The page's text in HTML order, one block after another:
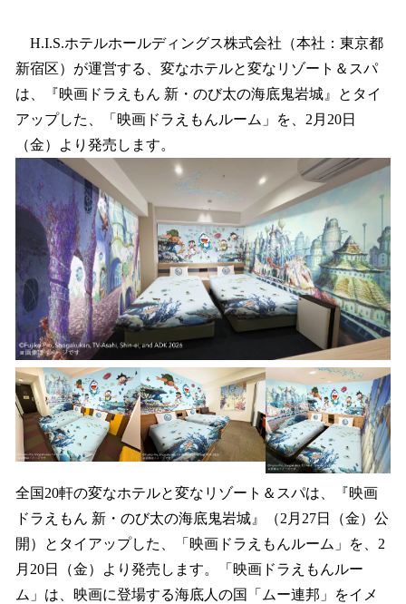
！
数
を
読
み
込
み
中
で
す
H.I.S.ホテルホールディングス株式会社（本社：東京都
新宿区）が運営する、変なホテルと変なリゾート＆スパ
は、『映画ドラえもん 新・のび太の海底鬼岩城』とタイ
アップした、「映画ドラえもんルーム」を、2月20日
（金）より発売します。
全国20軒の変なホテルと変なリゾート＆スパは、『映画
ドラえもん 新・のび太の海底鬼岩城』（2月27日（金）公
開）とタイアップした、「映画ドラえもんルーム」を、2
月20日（金）より発売します。「映画ドラえもんルー
ム」は、映画に登場する海底人の国「ムー連邦」をイメ